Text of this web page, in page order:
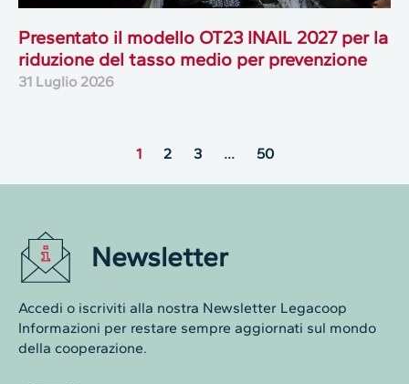
Presentato il modello OT23 INAIL 2027 per la
riduzione del tasso medio per prevenzione
31 Luglio 2026
1 2 3 … 50
Newsletter
Accedi o iscriviti alla nostra Newsletter Legacoop
Informazioni per restare sempre aggiornati sul mondo
della cooperazione.